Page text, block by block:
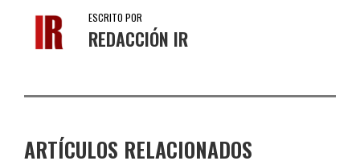
ESCRITO POR
REDACCIÓN IR
ARTÍCULOS RELACIONADOS